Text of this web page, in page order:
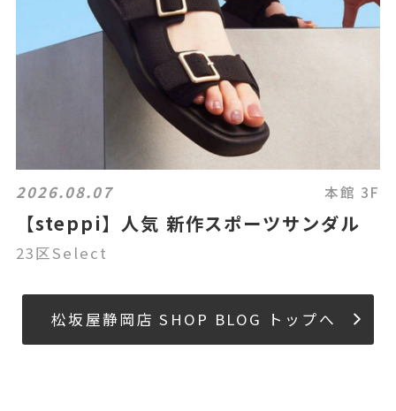
2026.08.07 本館 3F
【steppi】人気 新作スポーツサンダル
23区Select
松坂屋静岡店 SHOP BLOG トップへ